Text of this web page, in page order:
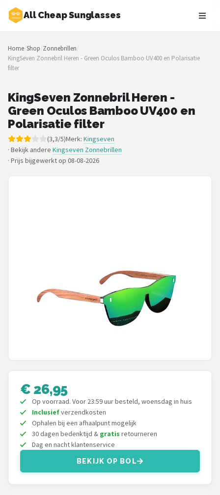
All Cheap Sunglasses
Zoeken
NAVIGATIE
Shop
Merken
Blog
Zonnebrillen
Baby zonnebrillen
Sinner
Guess
Maesy
Fako Sunglasses®
Serengeti
Home/Shop/Zonnebrillen/
KingSeven Zonnebril Heren - Green Oculos Bamboo UV400 en Polarisatie
filter
KingSeven Zonnebril Heren -
Green Oculos Bamboo UV400 en
Polarisatie filter
(3,3/5)Merk: Kingseven
· Bekijk andere Kingseven Zonnebrillen
· Prijs bijgewerkt op 08-08-2026
€ 26,95
Op voorraad. Voor 23:59 uur besteld, woensdag in huis
Inclusiefverzendkosten
Ophalen bij een afhaalpunt mogelijk
30 dagen bedenktijd & gratis retourneren
Dag en nacht klantenservice
BEKIJK OP BOL